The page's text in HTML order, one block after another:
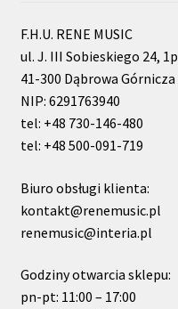
F.H.U. RENE MUSIC
ul. J. III Sobieskiego 24, 1p
41-300 Dąbrowa Górnicza
NIP: 6291763940
tel: +48 730-146-480
tel: +48 500-091-719
Biuro obsługi klienta:
kontakt@renemusic.pl
renemusic@interia.pl
Godziny otwarcia sklepu:
pn-pt: 11:00 – 17:00